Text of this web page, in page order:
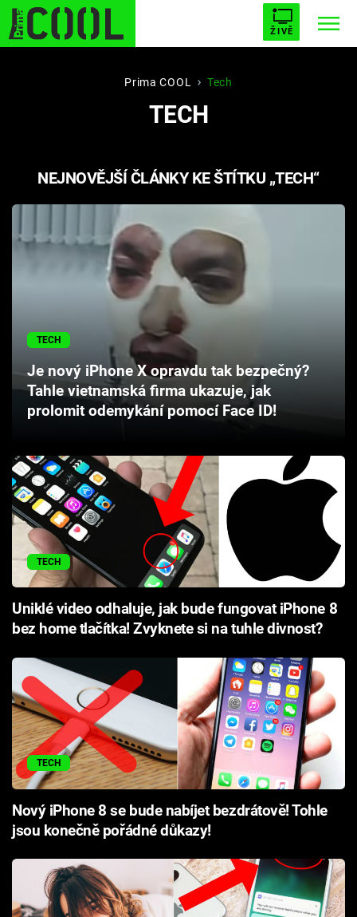
ŽIVĚ
BUFFY, PŘEMOŽITELKA UPÍRŮ
AVENGERS 5
Filmy
Hry
Cool Esport
Pořady
TV Program
Sledujte prima+
Přihlášení
Sledujte nás
Prima COOL Tech
TECH
NEJNOVĚJŠÍ ČLÁNKY KE ŠTÍTKU „TECH“
TECH
Je nový iPhone X opravdu tak bezpečný?
Tahle vietnamská firma ukazuje, jak
prolomit odemykání pomocí Face ID!
TECH
Uniklé video odhaluje, jak bude fungovat iPhone 8
bez home tlačítka! Zvyknete si na tuhle divnost?
TECH
Nový iPhone 8 se bude nabíjet bezdrátově! Tohle
jsou konečně pořádné důkazy!